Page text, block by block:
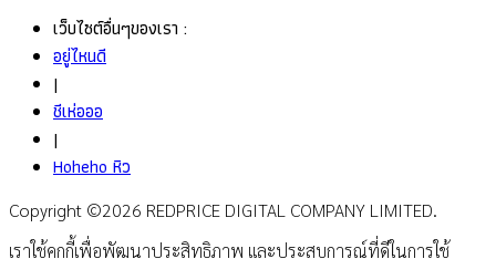
เว็บไซต์อื่นๆของเรา :
อยู่ไหนดี
|
ชีเห่อออ
|
Hoheho หิว
Copyright ©2026 REDPRICE DIGITAL COMPANY LIMITED.
เราใช้คุกกี้เพื่อพัฒนาประสิทธิภาพ และประสบการณ์ที่ดีในการใช้